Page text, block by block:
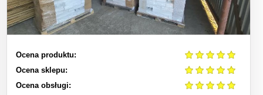
Ocena produktu:
Ocena sklepu:
Ocena obsługi: